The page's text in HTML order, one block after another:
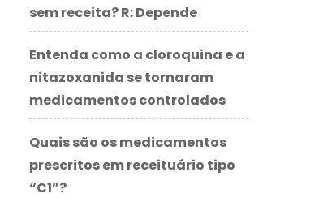
sem receita? R: Depende
Entenda como a cloroquina e a
nitazoxanida se tornaram
medicamentos controlados
Quais são os medicamentos
prescritos em receituário tipo
“C1”?